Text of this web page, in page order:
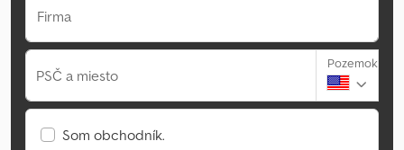
Firma
PSČ a miesto
Pozemok
Som obchodník.